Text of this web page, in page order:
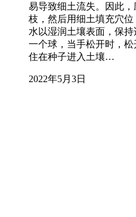
易导致细土流失。因此
枝，然后用细土填充穴
水以湿润土壤表面，保
一个球，当手松开时，
住在种子进入土壤…
2022年5月3日